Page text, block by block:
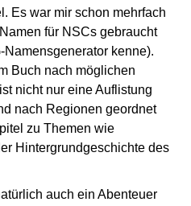
Es war mir schon mehrfach
für NSCs gebraucht
Namensgenerator kenne).
Buch nach möglichen
nicht nur eine Auflistung
nach Regionen geordnet
zu Themen wie
Hintergrundgeschichte des
auch ein Abenteuer